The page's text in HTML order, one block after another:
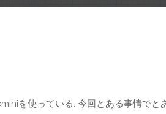
を使っている. 今回とある事情でと